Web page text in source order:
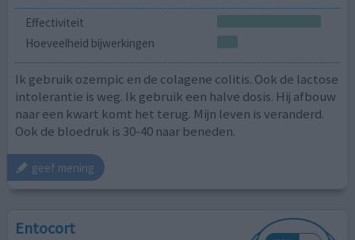
Effectiviteit
Hoeveelheid bijwerkingen
Ik gebruik ozempic en de colagene colitis. Ook de lactose
intolerantie is weg. Ik gebruik een halve dosis. Hij afbouw
naar een kwart komt het terug. Mijn leven is veranderd.
Ook de bloedruk is 30-40 naar beneden.
geef mening
Entocort